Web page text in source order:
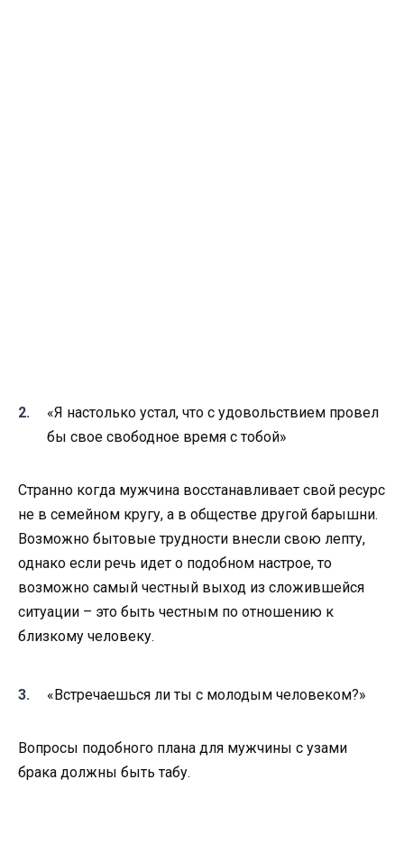
«Я настолько устал, что с удовольствием провел
бы свое свободное время с тобой»
Странно когда мужчина восстанавливает свой ресурс
не в семейном кругу, а в обществе другой барышни.
Возможно бытовые трудности внесли свою лепту,
однако если речь идет о подобном настрое, то
возможно самый честный выход из сложившейся
ситуации – это быть честным по отношению к
близкому человеку.
«Встречаешься ли ты с молодым человеком?»
Вопросы подобного плана для мужчины с узами
брака должны быть табу.